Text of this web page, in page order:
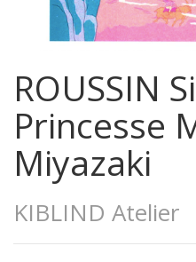
ROUSSIN
Princesse
Miyazaki
KIBLIND Atelier